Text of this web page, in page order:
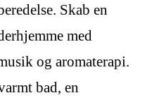
Skab en
med
og aromaterapi.
bad, en